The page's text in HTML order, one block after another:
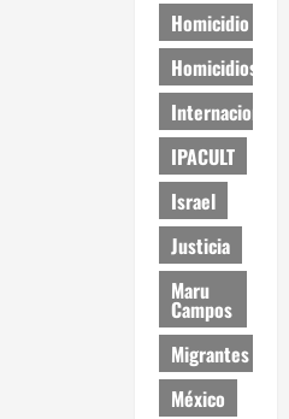
Homicidio
Homicidios
Internacional
IPACULT
Israel
Justicia
Maru
Campos
Migrantes
México